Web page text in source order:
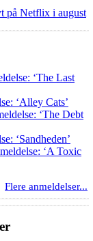
på Netflix i august
‘The Last
‘Alley Cats’
‘The Debt
‘Sandheden’
‘A Toxic
Flere anmeldelser...